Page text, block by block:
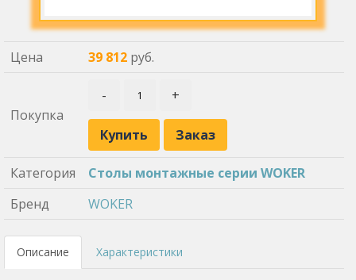
Цена 39 812 руб.
Покупка
- +
Купить Заказ
Категория
Столы монтажные серии WOKER
Бренд
WOKER
Описание Характеристики